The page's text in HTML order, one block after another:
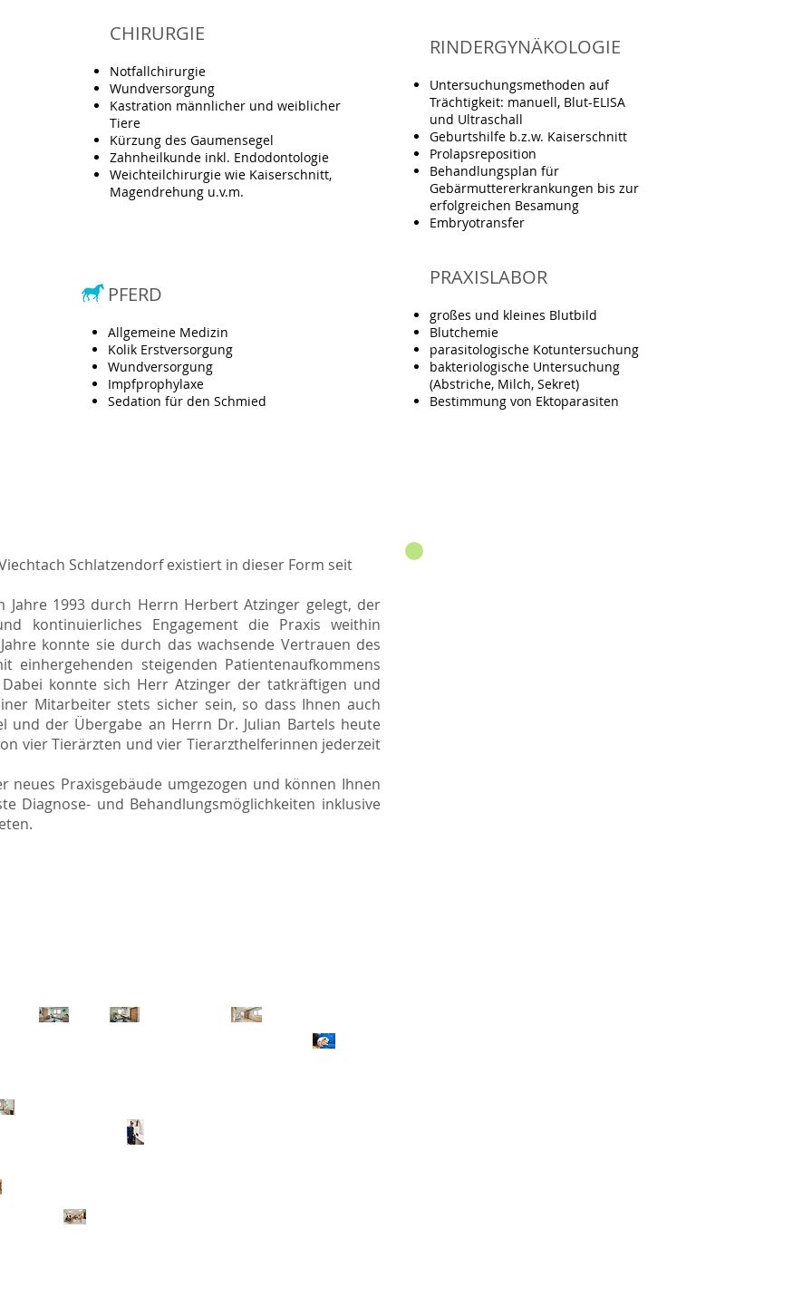
CHIRURGIE
Notfallchirurgie
Wundversorgung
Kastration männlicher und weiblicher
Tiere
Kürzung des Gaumensegel
Zahnheilkunde inkl. Endodontologie
Weichteilchirurgie wie Kaiserschnitt,
Magendrehung u.v.m.
RINDERGYNÄKOLOGIE
Untersuchungsmethoden auf
Trächtigkeit: manuell, Blut-ELISA
und Ultraschall
Geburtshilfe b.z.w. Kaiserschnitt
Prolapsreposition
Behandlungsplan für
Gebärmuttererkrankungen bis zur
erfolgreichen Besamung
Embryotransfer
PFERD
Allgemeine Medizin
Kolik Erstversorgung
Wundversorgung
Impfprophylaxe
Sedation für den Schmied
PRAXISLABOR
großes und kleines Blutbild
Blutchemie
parasitologische Kotuntersuchung
bakteriologische Untersuchung
(Abstriche, Milch, Sekret)
Bestimmung von Ektoparasiten
Schlatzendorf existiert in dieser Form seit
1993 durch Herrn Herbert Atzinger gelegt, der
kontinuierliches Engagement die Praxis weithin
konnte sie durch das wachsende Vertrauen des
einhergehenden steigenden Patientenaufkommens
konnte sich Herr Atzinger der tatkräftigen und
Mitarbeiter stets sicher sein, so dass Ihnen auch
und der Übergabe an Herrn Dr. Julian Bartels heute
vier Tierärzten und vier Tierarzthelferinnen jederzeit
neues Praxisgebäude umgezogen und können Ihnen
Diagnose- und Behandlungsmöglichkeiten inklusive